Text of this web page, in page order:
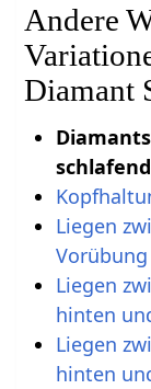
Andere
Diamant
Liegen
Vorübung
Liegen
hinten
Liegen
hinten